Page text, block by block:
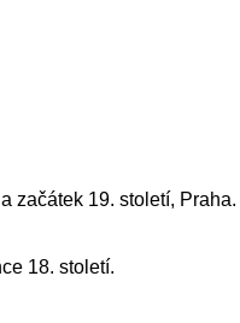
začátek 19. století, Praha.
18. století.